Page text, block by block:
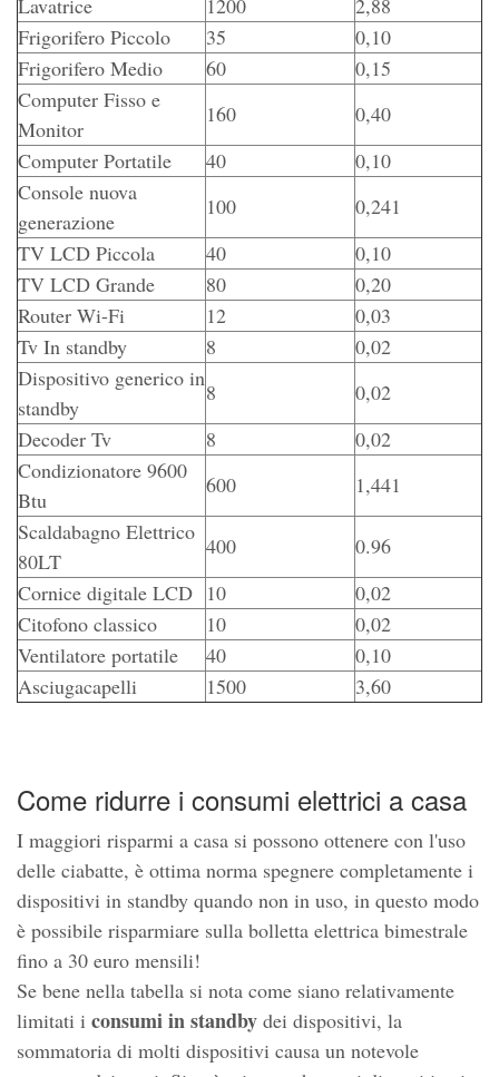
Lavatrice 1200
2,88
Frigorifero Piccolo
35
0,10
Frigorifero Medio
60
0,15
Computer Fisso e
Monitor
160
0,40
Computer Portatile
40
0,10
Console nuova
generazione
100
0,241
TV LCD Piccola
40
0,10
TV LCD Grande
80
0,20
Router Wi-Fi
12
0,03
Tv In standby
8
0,02
Dispositivo generico in
standby
8
0,02
Decoder Tv
8
0,02
Condizionatore 9600
Btu
600
1,441
Scaldabagno Elettrico
80LT
400
0.96
Cornice digitale LCD 10
0,02
Citofono classico
10
0,02
Ventilatore portatile
40
0,10
Asciugacapelli
1500 3,60
Come ridurre i consumi elettrici a casa
I maggiori risparmi a casa si possono ottenere con l'uso
delle ciabatte, è ottima norma spegnere completamente i
dispositivi in standby quando non in uso, in questo modo
è possibile risparmiare sulla bolletta elettrica bimestrale
fino a 30 euro mensili!
Se bene nella tabella si nota come siano relativamente
limitati i consumi in standby dei dispositivi, la
sommatoria di molti dispositivi causa un notevole